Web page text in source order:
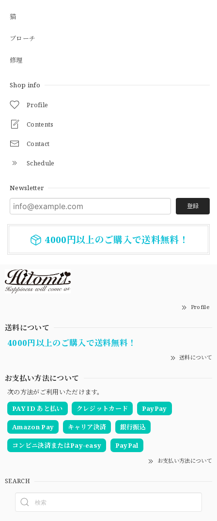
猫
ブローチ
修理
Shop info
Profile
Contents
Contact
Schedule
Newsletter
登録
4000円以上のご購入で送料無料！
Profile
送料について
4000円以上のご購入で送料無料！
送料について
お支払い方法について
次の方法がご利用いただけます。
PAY ID あと払い
クレジットカード PayPay
Amazon Pay キャリア決済 銀行振込
コンビニ決済またはPay-easy PayPal
お支払い方法について
SEARCH